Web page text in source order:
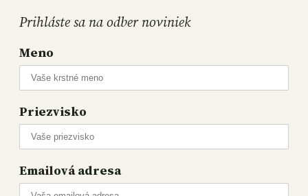
Prihláste sa na odber noviniek
Meno
Priezvisko
Emailová adresa